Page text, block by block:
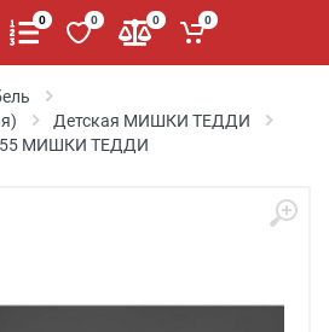
0 0 0 0
Детская МИШКИ ТЕДДИ
55 МИШКИ ТЕДДИ